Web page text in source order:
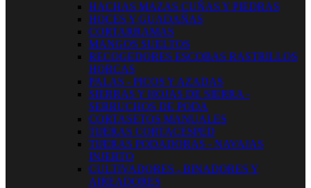
HACHAS MAZAS CUÑAS Y PIEDRAS
HOCES Y GUADAÑAS
CORTARRAMAS
MANGOS SUELTOS
RECOGEDORES ESCOBAS RASTRILLOS
HORCAS
PALAS - PICOS Y AZADAS
SIERRAS Y HOJAS DE SIERRA -
SERRUCHOS DE PODA
CORTASETOS MANUALES
TIJERAS CORTACESPED
TIJERAS PODADORAS - NAVAJAS
INJERTO
CULTIVADORES - BINADORES Y
AIREADORES